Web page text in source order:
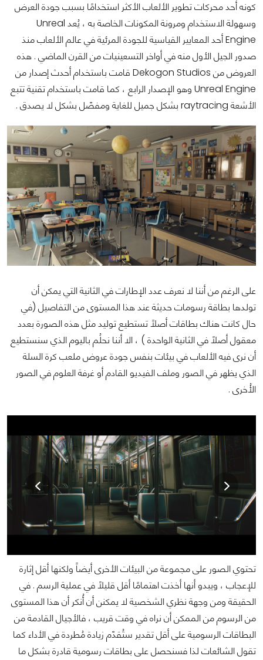
كونه أحد محركات تطوير الألعاب الأكثر استخدامًا بسبب جودة العرض
وسهولة الاستخدام ومرونة المكونات الخاصة به ، يُعد Unreal
Engine أحد المعايير القياسية للجودة المرئية في عالم الألعاب منذ
صدور الجيل الأول منه في أواخر التسعينيات من القرن الماضي . هذه
العروض من Dekogon Studios قامت باستخدام أحدث إصدار من
Unreal Engine وهو الإصدار الرابع ، كما قامت باستخدام تقنية تتبع
الأشعة raytracing بشكل جميل للغاية ومفصّل بشكل لا يصدق .
على الرغم من أننا لا نعرف عدد الإطارات في الثانية التي يمكن أن
تولدها بطاقة رسومات حديثة عند هذا المستوى من التفاصيل (في
حال كانت هناك بطاقات أصلاً تستطيع توليد مثل هذه الصورة بعدد
معقول أصلاً في الثانية الواحدة ) ، الا أننا نحلُم باليوم الذي سنستطيع
أن نرى فيه الألعاب في بيئات بنفس جودة عروض ملعب كرة السلة
الذي يظهر في الصور وملف الفيديو القادم أو غرفة العلوم في الصور
الأُخرى .
تحتوي الصور على مجموعة من البيئات الأخرى أيضاً ولكنها أقل إثارة
للإعجاب ، ويبدو أنها أخذت اهتمامًا أقل قليلاً في عملية الرسم . في
الحقيقة ومن وجهة نظري الشخصية لا يمكنن أن أُنكر أن هذا المستوى
من الرسوم من الممكن أن نراه في وقت قريب ، فالأجيال القادمة من
البطاقات الرسومية على أقل تقدير ستُقدّم زيادة مُطردة في الأداء كما
تقول الشائعات لذا فسنحصل على بطاقات رسومية قادرة بشكل ما